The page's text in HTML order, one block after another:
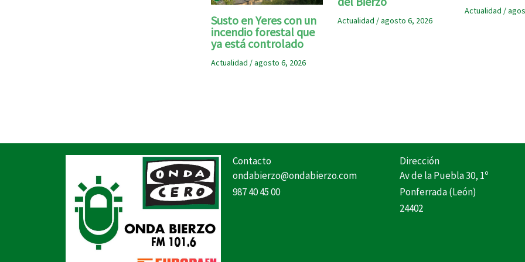
Susto en Yeres con un
incendio forestal que
ya está controlado
Actualidad /agosto 6, 2026
Actualidad /agosto 6, 2026
Actualidad /
Contacto
ondabierzo@ondabierzo.com
987 40 45 00
Dirección
Av de la Puebla 30, 1º
Ponferrada (León)
24402